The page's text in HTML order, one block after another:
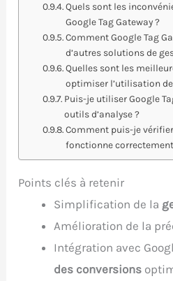
Quels sont les
Google Tag Gateway ?
Comment Google Tag
d’autres solutions de
Quelles sont les
optimiser l’utilisation de
Puis-je utiliser Google
outils d’analyse ?
Comment puis-je
fonctionne
Points clés à retenir
Simplification de la
Amélioration de la
Intégration avec
des conversions